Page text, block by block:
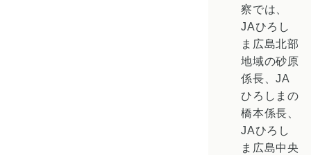
察では、
JAひろし
ま 広島北部
地域の砂原
係長、JA
ひろしまの
橋本係長、
JAひろし
ま広島中央